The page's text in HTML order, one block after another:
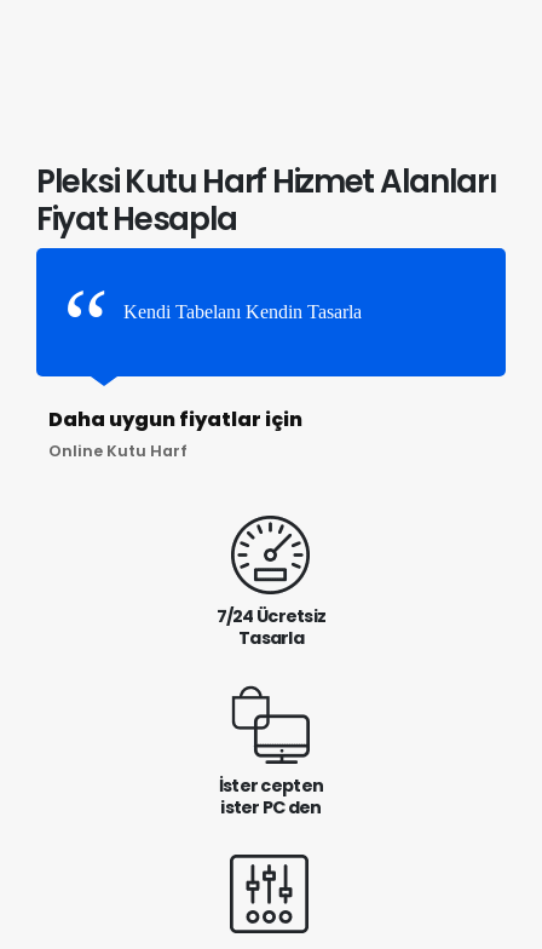
Pleksi Kutu Harf Hizmet Alanları
Fiyat Hesapla
Kendi Tabelanı Kendin Tasarla
Daha uygun fiyatlar için
Online Kutu Harf
7/24 Ücretsiz
Tasarla
İster cepten
ister PC den